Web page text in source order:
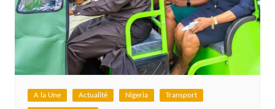
A la Une Actualité Nigeria Transport